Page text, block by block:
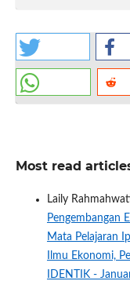
Most read
Laily
Pengembangan
Mata Pelajaran
Ilmu Ekonomi,
IDENTIK -